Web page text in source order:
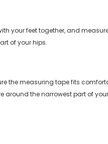
your feet together, and
of your hips.
the measuring tape fits
around the narrowest part of